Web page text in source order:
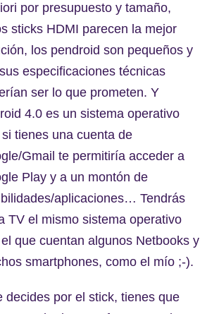
por presupuesto y tamaño,
sticks HDMI parecen la mejor
los pendroid son pequeños y
especificaciones técnicas
ser lo que prometen. Y
4.0 es un sistema operativo
tienes una cuenta de
Gmail te permitiría acceder a
Play y a un montón de
aplicaciones… Tendrás
TV el mismo sistema operativo
que cuentan algunos Netbooks y
smartphones, como el mío ;-).
decides por el stick, tienes que